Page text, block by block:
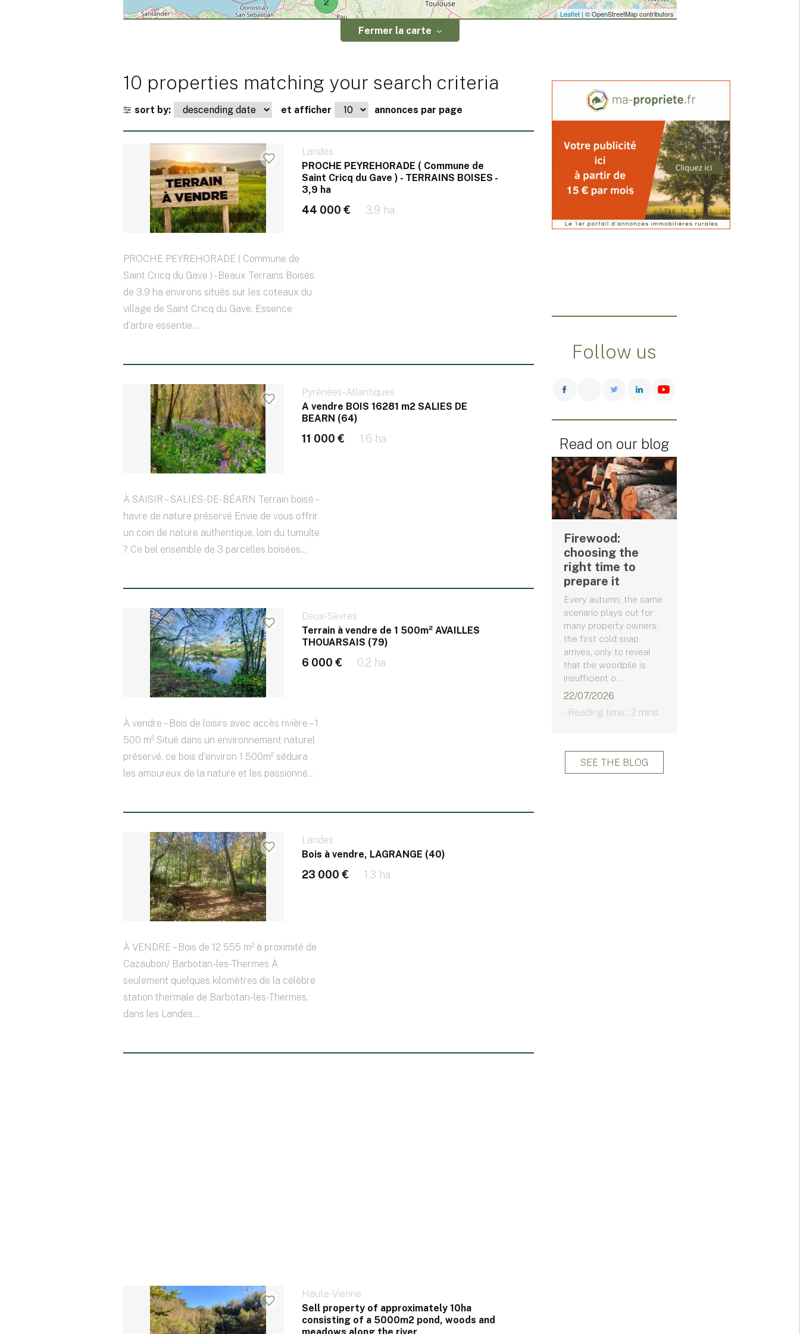
2
Leaflet | © OpenStreetMap contributors
Fermer la carte
10 properties matching your search criteria
sort by: et afficher annonces par page
Landes
PROCHE PEYREHORADE ( Commune de
Saint Cricq du Gave ) - TERRAINS BOISES -
3,9 ha
44 000 € 3.9 ha
PROCHE PEYREHORADE ( Commune de
Saint Cricq du Gave ) - Beaux Terrains Boisés
de 3,9 ha environs situés sur les coteaux du
village de Saint Cricq du Gave. Essence
d'arbre essentie...
Pyrénées-Atlantiques
A vendre BOIS 16281 m2 SALIES DE
BEARN (64)
11 000 € 1.6 ha
À SAISIR – SALIES-DE-BÉARN Terrain boisé –
havre de nature préservé Envie de vous offrir
un coin de nature authentique, loin du tumulte
? Ce bel ensemble de 3 parcelles boisées...
Deux-Sèvres
Terrain à vendre de 1 500m² AVAILLES
THOUARSAIS (79)
6 000 € 0.2 ha
À vendre – Bois de loisirs avec accès rivière – 1
500 m² Situé dans un environnement naturel
préservé, ce bois d'environ 1 500m² séduira
les amoureux de la nature et les passionné...
Landes
Bois à vendre, LAGRANGE (40)
23 000 € 1.3 ha
À VENDRE – Bois de 12 555 m² à proximité de
Cazaubon/ Barbotan-les-Thermes À
seulement quelques kilomètres de la célèbre
station thermale de Barbotan-les-Thermes,
dans les Landes...
Haute-Vienne
Sell ​​property of approximately 10ha
consisting of a 5000m2 pond, woods and
Follow us
Read on our blog
Firewood:
choosing the
right time to
prepare it
Every autumn, the same
scenario plays out for
many property owners:
the first cold snap
arrives, only to reveal
that the woodpile is
insufficient o...
22/07/2026
- Reading time : 2 mins
SEE THE BLOG